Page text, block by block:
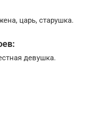
царь, старушка.
девушка.